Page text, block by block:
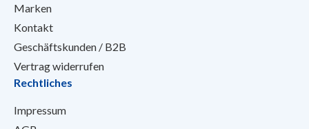
Marken
Kontakt
Geschäftskunden / B2B
Vertrag widerrufen
Rechtliches
Impressum